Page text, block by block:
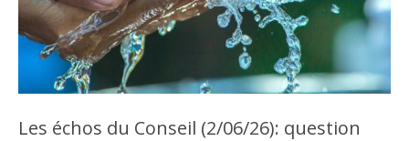
Les échos du Conseil (2/06/26): question